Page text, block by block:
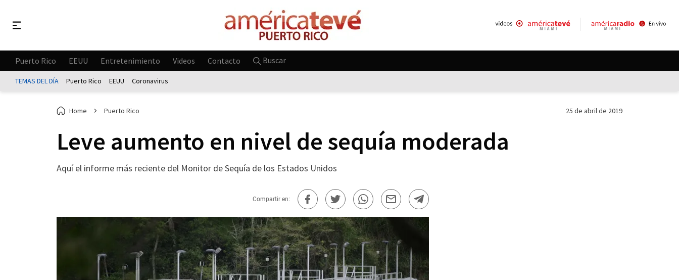
Puerto Rico EEUU Entretenimiento Videos Contacto Buscar
TEMAS DEL DÍA Puerto Rico EEUU Coronavirus
Home Puerto Rico 25 de abril de 2019
Leve aumento en nivel de sequía moderada
Aquí el informe más reciente del Monitor de Sequía de los Estados Unidos
Compartir en: